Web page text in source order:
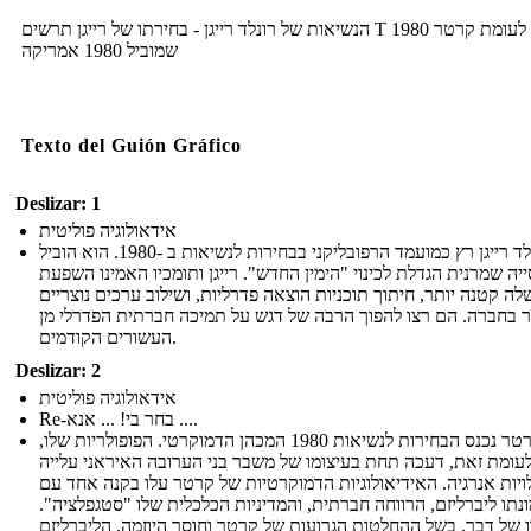
הנשיאות של רונלד רייגן - בחירתו של רייגן תרשים T 1980 לעומת קרטר
שמוביל 1980 אמריקה
Texto del Guión Gráfico
Deslizar: 1
אידאולוגיה פוליטית
רונלד רייגן רץ כמועמד הרפובליקני בבחירות לנשיאות ב -1980. הוא הוביל
שמרנית הגדלת לכינוי "הימין החדש". רייגן ותומכיו האמינו השפעת
קטנה יותר, חיתוך תוכניות הוצאה פדרליות, ושילוב ערכים נוצריים
בחברה. הם רצו להפוך הרבה של דגש על תמיכה חברתית הפדרלי מן
העשורים הקודמים.
Deslizar: 2
אידאולוגיה פוליטית
Re-בחר בי! ... אנא ....
ג'ימי קרטר נכנס הבחירות לנשיאות 1980 המכהן הדמוקרטי. הפופולריות שלו,
זאת, דעכה תחת בעיצומו של משבר בני הערובה האיראני עלייה
אנרגיה. האידיאולוגיות הדמוקרטיות של קרטר עלו בקנה אחד עם
ליברליזם, הרווחה חברתית, והמדיניות הכלכלית שלו "סטגפלציה".
של דבר, בשל ההחלטות הגרועות של קרטר וחוסר היוזמה, הליברליזם